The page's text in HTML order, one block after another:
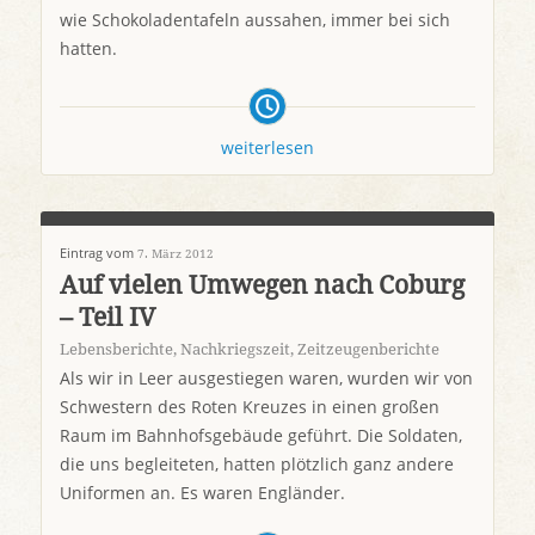
wie Schokoladentafeln aussahen, immer bei sich
hatten.
weiterlesen
Eintrag vom 7. März 2012
Auf vielen Umwegen nach Coburg
– Teil IV
Lebensberichte, Nachkriegszeit, Zeitzeugenberichte
Als wir in Leer ausgestiegen waren, wurden wir von
Schwestern des Roten Kreuzes in einen großen
Raum im Bahnhofsgebäude geführt. Die Soldaten,
die uns begleiteten, hatten plötzlich ganz andere
Uniformen an. Es waren Engländer.